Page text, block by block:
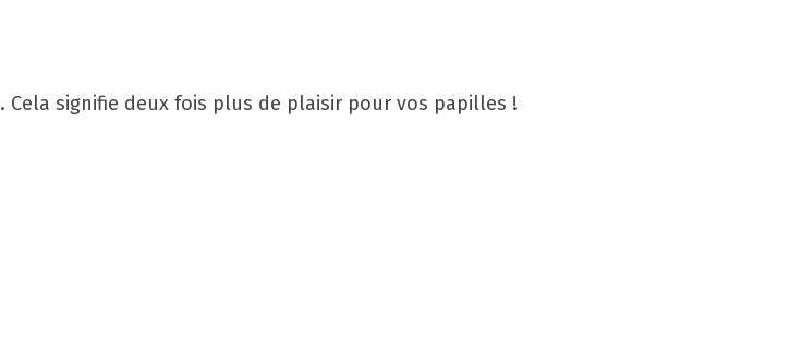
signifie deux fois plus de plaisir pour vos papilles !